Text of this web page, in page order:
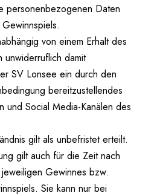
personenbezogenen Daten
von einem Erhalt des
damit
SV Lonsee ein durch den
bereitzustellendes
und Social Media-Kanälen des
gilt als unbefristet erteilt.
gilt auch für die Zeit nach
Gewinnes bzw.
Sie kann nur bei